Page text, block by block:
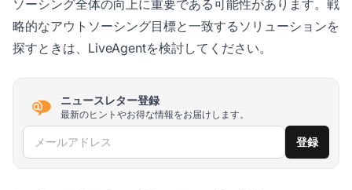
ソーシング全体の向上に重要である可能性があります。戦
略的なアウトソーシング目標と一致するソリューションを
探すときは、LiveAgentを検討してください。
ニュースレター登録
最新のヒントやお得な情報をお届けします。
メールアドレス 登録